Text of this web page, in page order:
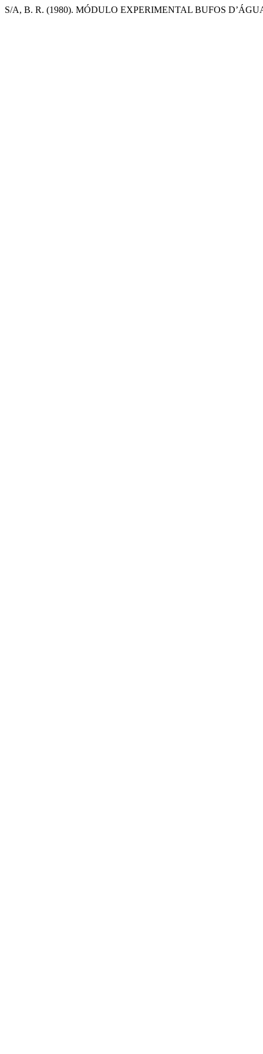
S/A, B. R. (1980). MÓDULO EXPERIMENTAL BUFOS